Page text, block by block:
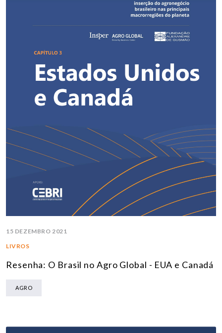
15 DEZEMBRO 2021
LIVROS
Resenha: O Brasil no Agro Global - EUA e Canadá
AGRO